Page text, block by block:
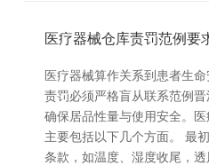
医疗器械仓库责罚范例要
医疗器械算作关系到患者生
责罚必须严格盲从联系范例晋
确保居品性量与使用安全。
主要包括以下几个方面。 最
条款，如温度、湿度收尾，